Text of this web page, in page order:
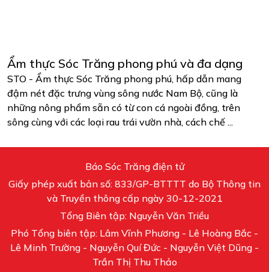
Ẩm thực Sóc Trăng phong phú và đa dạng
STO - Ẩm thực Sóc Trăng phong phú, hấp dẫn mang
đậm nét đặc trưng vùng sông nước Nam Bộ, cũng là
những nông phẩm sẵn có từ con cá ngoài đồng, trên
sông cùng với các loại rau trái vườn nhà, cách chế ...
Báo Sóc Trăng điện tử
Giấy phép xuất bản số: 833/GP-BTTTT do Bộ Thông tin
và Truyền thông cấp ngày 30-12-2021
Tổng Biên tập: Nguyễn Văn Triều
Phó Tổng biên tập: Lâm Vĩnh Phương - Lê Hoàng Bắc -
Lê Minh Trường - Nguyễn Quí Đức - Nguyễn Việt Dũng -
Trần Thị Thu Thảo